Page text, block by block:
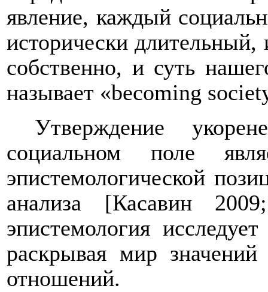
явление, каждый
исторически
собственно, и суть
называет «becoming
Утверждение
социальном поле
эпистемологической
анализа [Касавин
эпистемология
раскрывая мир
отношений.